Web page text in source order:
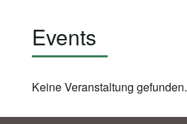
Events
Keine Veranstaltung gefunden.